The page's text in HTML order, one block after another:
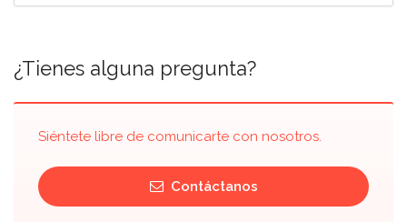
¿Tienes alguna pregunta?
Siéntete libre de comunicarte con nosotros.
Contáctanos